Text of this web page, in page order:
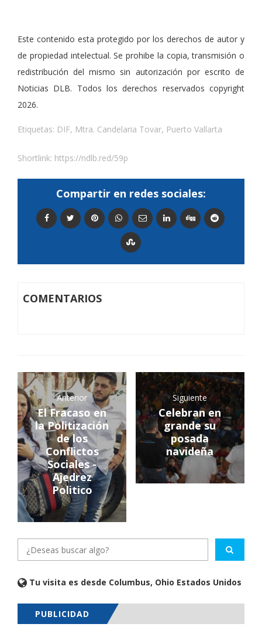
Este contenido esta protegido por los derechos de autor y
de propiedad intelectual. Se prohibe la copia, transmisión o
redistribución del mismo sin autorización por escrito de
Noticias DLB. Todos los derechos reservados copyright
2026.
Etiquetas: DIF, Mtra. Candelaria Tovar, Puerto Vallarta
Shortlink: https://ndlb.red/59p
Compartir en redes sociales:
COMENTARIOS
Anterior
El Fracaso en
la Politización
de los
Conflictos
Sociales -
Ajedrez
Politico
Siguiente
Celebran en
grande su
posada
navideña
Tu visita es desde Columbus, Ohio Estados Unidos
PUBLICIDAD